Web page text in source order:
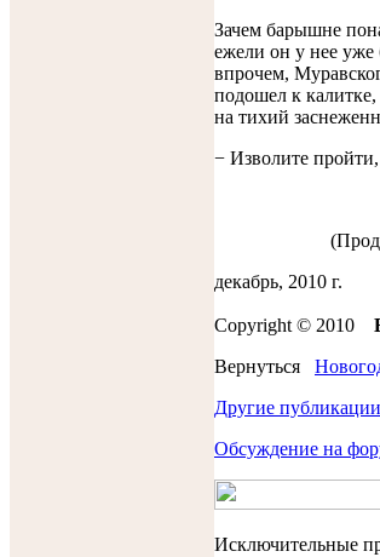
Зачем барышне
ежели он у нее уже
впрочем,
подошел к
на тихий
− Изволите пройти,
декабрь, 2010 г.
Copyright © 2010
Вернуться
Другие
Обсуждение на
Исключительные